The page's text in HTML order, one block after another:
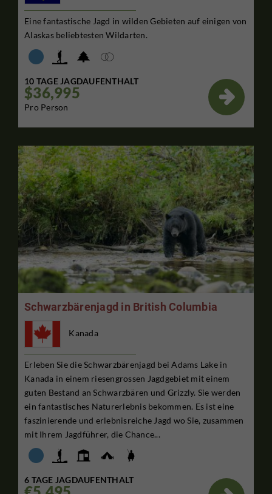
Eine fantastische Jagd in wilden Gebieten auf einigen von
Alaskas beliebtesten Wildarten.
10 TAGE JAGDAUFENTHALT
$36,995
Pro Person

Schwarzbärenjagd in British Columbia
Kanada
Erleben Sie die Schwarzbärenjagd bei Adams Lake in
Kanada in einem riesengrossen Jagdgebiet mit einem
guten Bestand an Schwarzbären und Grizzly. Sie werden
ein fantastisches Naturerlebnis bekommen. Es ist eine
faszinierende und erlebnisreiche Jagd wo Sie, zusammen
mit Ihrem Jagdführer, die Chance...
6 TAGE JAGDAUFENTHALT